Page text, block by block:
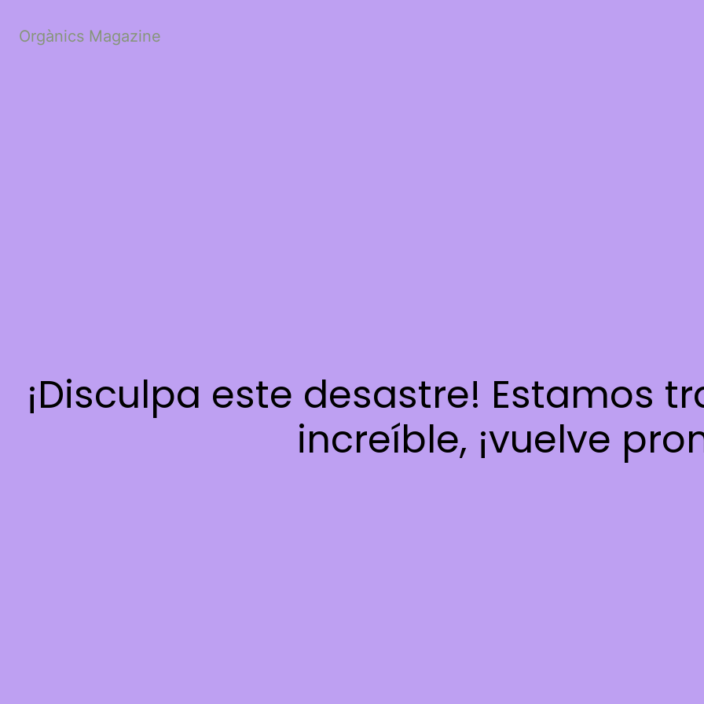
Orgànics Magazine
¡Disculpa este desastre! Estamos
increíble, ¡vuelve